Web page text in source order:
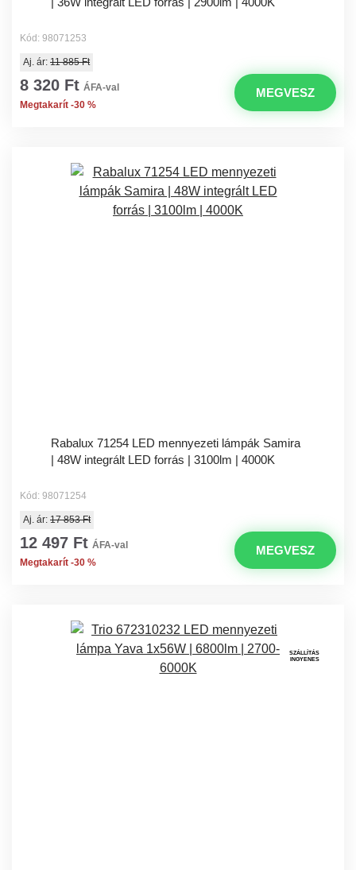
Kód: 98071253
Aj. ár: 11 885 Ft
8 320 Ft ÁFA-val
Megtakarít -30 %
MEGVESZ
Rabalux 71254 LED mennyezeti lámpák Samira
| 48W integrált LED forrás | 3100lm | 4000K
Kód: 98071254
Aj. ár: 17 853 Ft
12 497 Ft ÁFA-val
Megtakarít -30 %
MEGVESZ
SZÁLLÍTÁS
INGYENES